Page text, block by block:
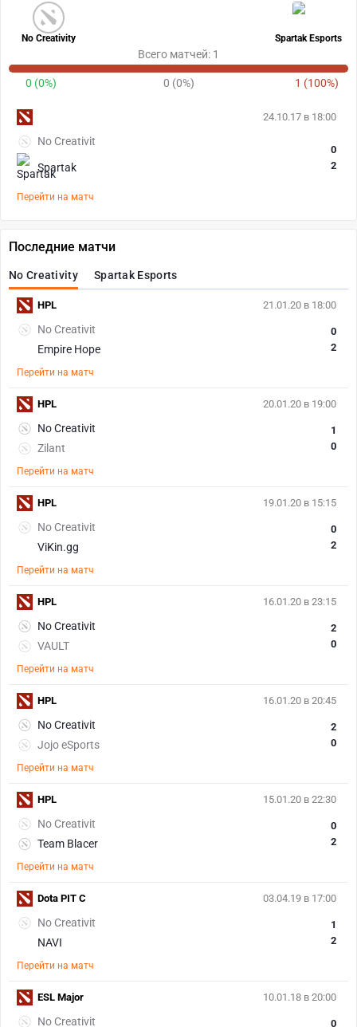
No Creativity Spartak Esports
Всего матчей: 1
0 (0%) 0 (0%) 1 (100%)
24.10.17 в 18:00
No Creativit
Spartak
0
2
Перейти на матч
Последние матчи
No Creativity Spartak Esports
21.01.20 в 18:00
No Creativit
Empire Hope
0
2
Перейти на матч
HPL
20.01.20 в 19:00
No Creativit
Zilant
1
0
Перейти на матч
HPL
19.01.20 в 15:15
No Creativit
ViKin.gg
0
2
Перейти на матч
HPL
16.01.20 в 23:15
No Creativit
VAULT
2
0
Перейти на матч
HPL
16.01.20 в 20:45
No Creativit
Jojo eSports
2
0
Перейти на матч
HPL
15.01.20 в 22:30
No Creativit
Team Blacer
0
2
Перейти на матч
HPL
03.04.19 в 17:00
No Creativit
NAVI
1
2
Перейти на матч
Dota PIT С
10.01.18 в 20:00
No Creativit 0
ESL Major